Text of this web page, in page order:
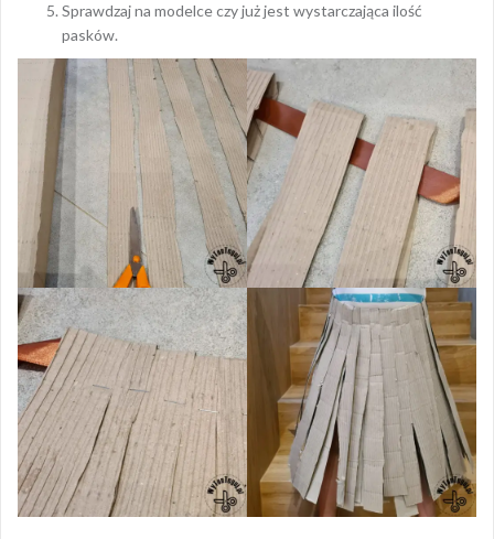
Sprawdzaj na modelce czy już jest wystarczająca ilość
pasków.